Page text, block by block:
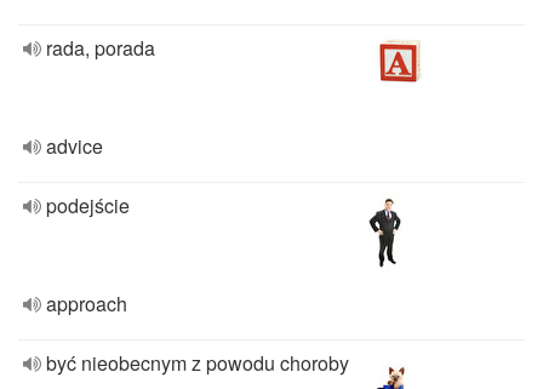
rada, porada
advice
podejście
approach
być nieobecnym z powodu choroby